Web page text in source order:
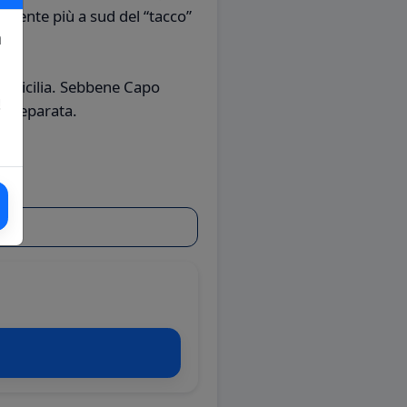
più a sud del “tacco”
Sebbene Capo
separata.